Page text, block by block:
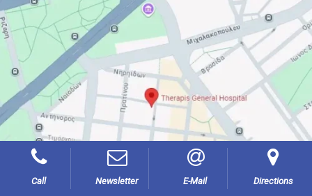
Call Newsletter E-Mail Directions